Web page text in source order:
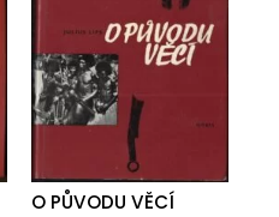
O PŮVODU VĚCÍ